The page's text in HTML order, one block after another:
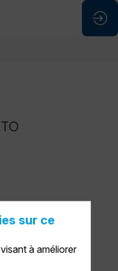
RDV
sur ce
à améliorer